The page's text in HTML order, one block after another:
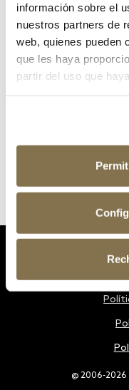
información sobre el
nuestros partners de
web, quienes pueden
que les haya
partir del uso que
¿Has olvidado tu
@ 2006-2026